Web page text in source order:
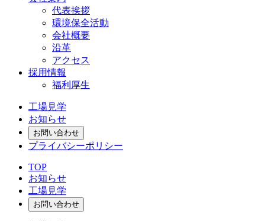
代表挨拶
環境保全活動
会社概要
沿革
アクセス
採用情報
福利厚生
工場見学
お知らせ
お問い合わせ
プライバシーポリシー
TOP
お知らせ
工場見学
お問い合わせ